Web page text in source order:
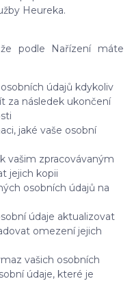
Heureka.
podle Nařízení máte
údajů kdykoliv
za následek ukončení
jaké vaše osobní
vašim zpracovávaným
jejich kopii
osobních údajů na
údaje aktualizovat
omezení jejich
vašich osobních
údaje, které je